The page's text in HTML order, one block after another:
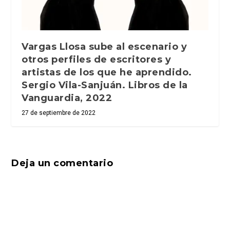
Vargas Llosa sube al escenario y
otros perfiles de escritores y
artistas de los que he aprendido.
Sergio Vila-Sanjuán. Libros de la
Vanguardia, 2022
27 de septiembre de 2022
Deja un comentario